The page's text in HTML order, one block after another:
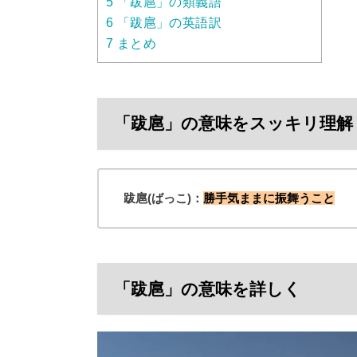
6 「跋扈」の英語訳
7 まとめ
「跋扈」の意味をスッキリ理解
跋扈(ばっこ)： 勝手気ままに振舞うこと
「跋扈」の意味を詳しく